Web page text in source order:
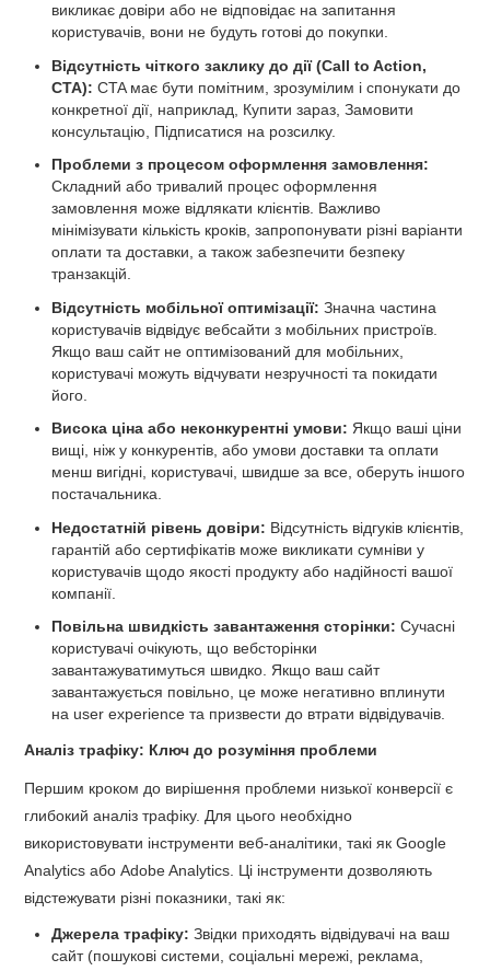
викликає довіри або не відповідає на запитання
користувачів, вони не будуть готові до покупки.
Відсутність чіткого заклику до дії (Call to Action,
CTA): CTA має бути помітним, зрозумілим і спонукати до
конкретної дії, наприклад, Купити зараз, Замовити
консультацію, Підписатися на розсилку.
Проблеми з процесом оформлення замовлення:
Складний або тривалий процес оформлення
замовлення може відлякати клієнтів. Важливо
мінімізувати кількість кроків, запропонувати різні варіанти
оплати та доставки, а також забезпечити безпеку
транзакцій.
Відсутність мобільної оптимізації: Значна частина
користувачів відвідує вебсайти з мобільних пристроїв.
Якщо ваш сайт не оптимізований для мобільних,
користувачі можуть відчувати незручності та покидати
його.
Висока ціна або неконкурентні умови: Якщо ваші ціни
вищі, ніж у конкурентів, або умови доставки та оплати
менш вигідні, користувачі, швидше за все, оберуть іншого
постачальника.
Недостатній рівень довіри: Відсутність відгуків клієнтів,
гарантій або сертифікатів може викликати сумніви у
користувачів щодо якості продукту або надійності вашої
компанії.
Повільна швидкість завантаження сторінки: Сучасні
користувачі очікують, що вебсторінки
завантажуватимуться швидко. Якщо ваш сайт
завантажується повільно, це може негативно вплинути
на user experience та призвести до втрати відвідувачів.
Аналіз трафіку: Ключ до розуміння проблеми
Першим кроком до вирішення проблеми низької конверсії є
глибокий аналіз трафіку. Для цього необхідно
використовувати інструменти веб-аналітики, такі як Google
Analytics або Adobe Analytics. Ці інструменти дозволяють
відстежувати різні показники, такі як:
Джерела трафіку: Звідки приходять відвідувачі на ваш
сайт (пошукові системи, соціальні мережі, реклама,